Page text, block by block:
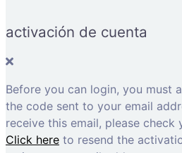
activación de cuenta
Before you can login, you must
the code sent to your email
receive this email, please check
Click here to resend the